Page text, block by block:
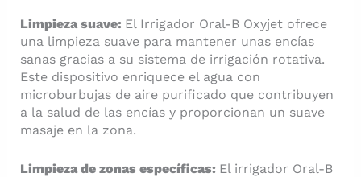
Limpieza suave: El Irrigador Oral-B Oxyjet ofrece
una limpieza suave para mantener unas encías
sanas gracias a su sistema de irrigación rotativa.
Este dispositivo enriquece el agua con
microburbujas de aire purificado que contribuyen
a la salud de las encías y proporcionan un suave
masaje en la zona.
Limpieza de zonas específicas: El irrigador Oral-B